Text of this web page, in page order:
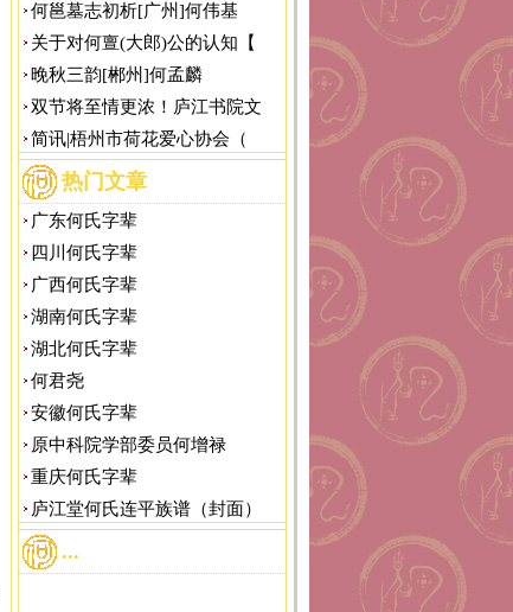
何邕墓志初析[广州]何伟基
关于对何亶(大郎)公的认知【
晚秋三韵[郴州]何孟麟
双节将至情更浓！庐江书院文
简讯|梧州市荷花爱心协会（
热门文章
广东何氏字辈
四川何氏字辈
广西何氏字辈
湖南何氏字辈
湖北何氏字辈
何君尧
安徽何氏字辈
原中科院学部委员何增禄
重庆何氏字辈
庐江堂何氏连平族谱（封面）
...